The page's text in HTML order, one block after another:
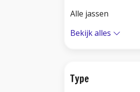
Alle jassen
Bekijk alles
Type